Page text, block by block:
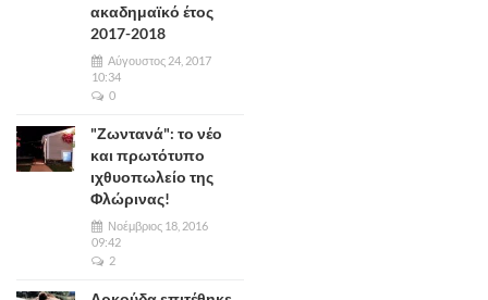
ακαδημαϊκό έτος
2017-2018
Αύγουστος 24, 2017
10:34
0
"Ζωντανά": το νέο
και πρωτότυπο
ιχθυοπωλείο της
Φλώρινας!
Νοέμβριος 18, 2016
09:42
2